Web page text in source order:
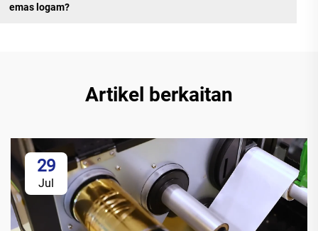
emas logam?
Artikel berkaitan
29
Jul